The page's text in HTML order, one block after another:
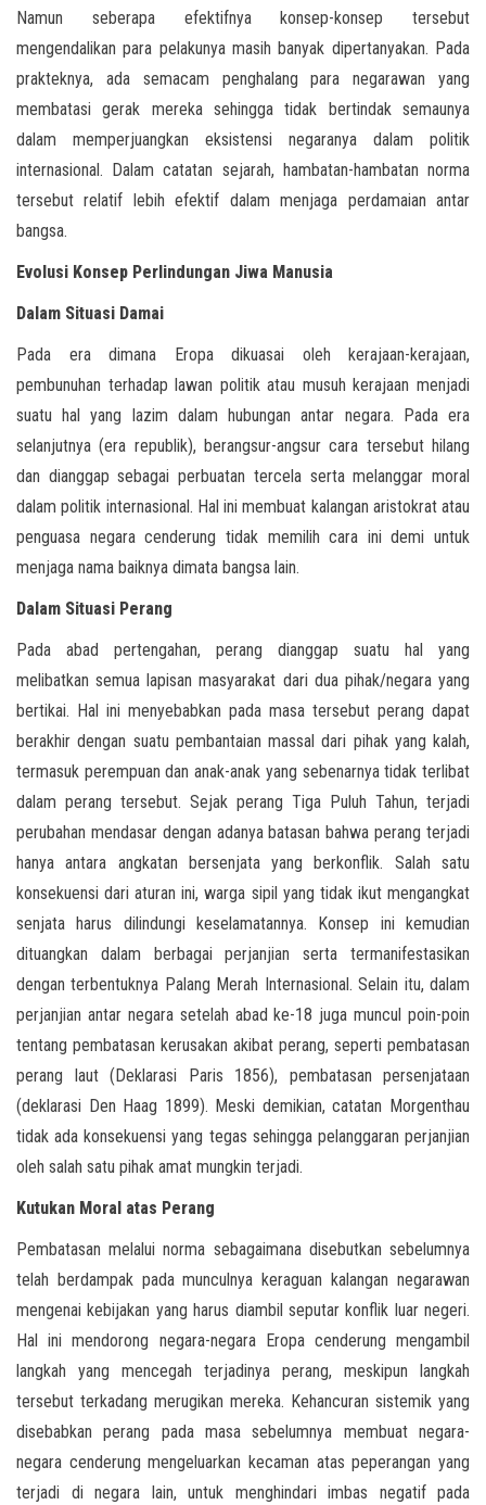
Namun seberapa efektifnya konsep-konsep tersebut
mengendalikan para pelakunya masih banyak dipertanyakan. Pada
prakteknya, ada semacam penghalang para negarawan yang
membatasi gerak mereka sehingga tidak bertindak semaunya
dalam memperjuangkan eksistensi negaranya dalam politik
internasional. Dalam catatan sejarah, hambatan-hambatan norma
tersebut relatif lebih efektif dalam menjaga perdamaian antar
bangsa.
Evolusi Konsep Perlindungan Jiwa Manusia
Dalam Situasi Damai
Pada era dimana Eropa dikuasai oleh kerajaan-kerajaan,
pembunuhan terhadap lawan politik atau musuh kerajaan menjadi
suatu hal yang lazim dalam hubungan antar negara. Pada era
selanjutnya (era republik), berangsur-angsur cara tersebut hilang
dan dianggap sebagai perbuatan tercela serta melanggar moral
dalam politik internasional. Hal ini membuat kalangan aristokrat atau
penguasa negara cenderung tidak memilih cara ini demi untuk
menjaga nama baiknya dimata bangsa lain.
Dalam Situasi Perang
Pada abad pertengahan, perang dianggap suatu hal yang
melibatkan semua lapisan masyarakat dari dua pihak/negara yang
bertikai. Hal ini menyebabkan pada masa tersebut perang dapat
berakhir dengan suatu pembantaian massal dari pihak yang kalah,
termasuk perempuan dan anak-anak yang sebenarnya tidak terlibat
dalam perang tersebut. Sejak perang Tiga Puluh Tahun, terjadi
perubahan mendasar dengan adanya batasan bahwa perang terjadi
hanya antara angkatan bersenjata yang berkonflik. Salah satu
konsekuensi dari aturan ini, warga sipil yang tidak ikut mengangkat
senjata harus dilindungi keselamatannya. Konsep ini kemudian
dituangkan dalam berbagai perjanjian serta termanifestasikan
dengan terbentuknya Palang Merah Internasional. Selain itu, dalam
perjanjian antar negara setelah abad ke-18 juga muncul poin-poin
tentang pembatasan kerusakan akibat perang, seperti pembatasan
perang laut (Deklarasi Paris 1856), pembatasan persenjataan
(deklarasi Den Haag 1899). Meski demikian, catatan Morgenthau
tidak ada konsekuensi yang tegas sehingga pelanggaran perjanjian
oleh salah satu pihak amat mungkin terjadi.
Kutukan Moral atas Perang
Pembatasan melalui norma sebagaimana disebutkan sebelumnya
telah berdampak pada munculnya keraguan kalangan negarawan
mengenai kebijakan yang harus diambil seputar konflik luar negeri.
Hal ini mendorong negara-negara Eropa cenderung mengambil
langkah yang mencegah terjadinya perang, meskipun langkah
tersebut terkadang merugikan mereka. Kehancuran sistemik yang
disebabkan perang pada masa sebelumnya membuat negara-
negara cenderung mengeluarkan kecaman atas peperangan yang
terjadi di negara lain, untuk menghindari imbas negatif pada